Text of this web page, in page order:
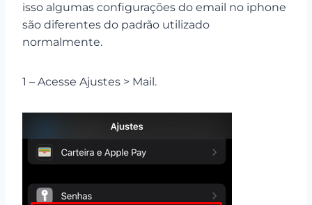
isso algumas configurações do email no iphone
são diferentes do padrão utilizado
normalmente.
1 – Acesse Ajustes > Mail.